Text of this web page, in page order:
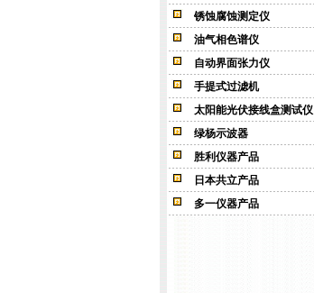
锈蚀腐蚀测定仪
油气相色谱仪
自动界面张力仪
手提式过滤机
太阳能光伏接线盒测试仪
绿杨示波器
胜利仪器产品
日本共立产品
多一仪器产品